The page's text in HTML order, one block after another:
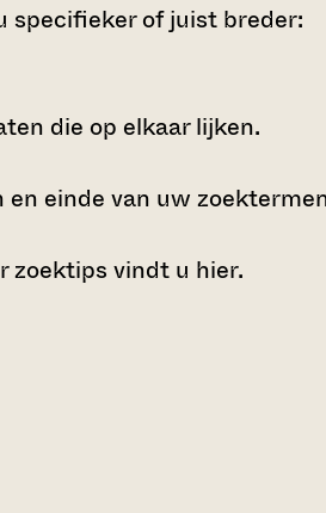
specifieker of juist breder:
die op elkaar lijken.
en einde van uw
zoektips vindt u hier.